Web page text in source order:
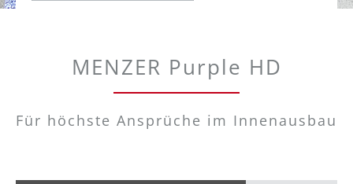
MENZER Purple HD
Für höchste Ansprüche im Innenausbau